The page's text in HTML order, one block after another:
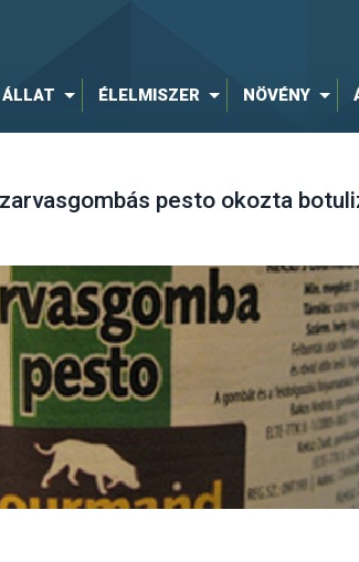
ÁLLAT ÉLELMISZER NÖVÉNY
pesto okozta